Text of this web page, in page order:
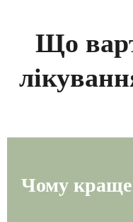
Що
Чому краще